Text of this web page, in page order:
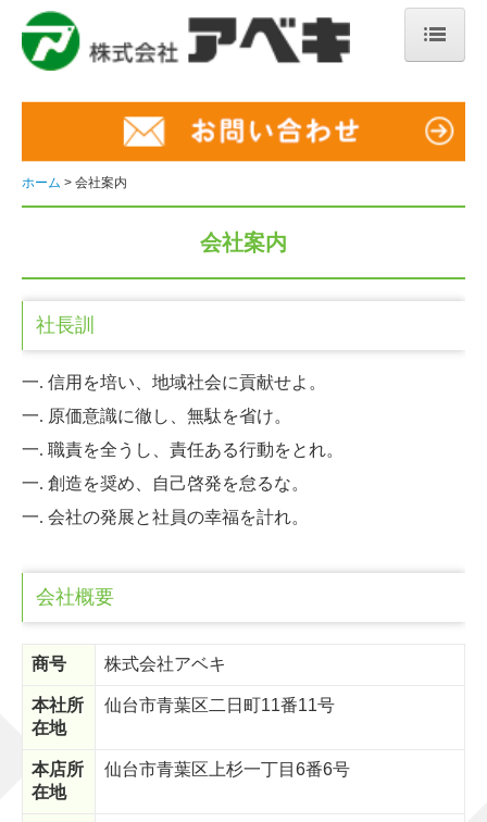
店舗・営業所紹介
採用情報
募集要項（ガソリンスタンド）
募集要項（営業）
先輩の声
キャリアパス
会社案内
数字で見る会社
石油販売事業
モビリティ事業
LPガス事業
お問い合わせ
ホーム 会社案内
会社案内
社長訓
一. 信用を培い、地域社会に貢献せよ。
一. 原価意識に徹し、無駄を省け。
一. 職責を全うし、責任ある行動をとれ。
一. 創造を奨め、自己啓発を怠るな。
一. 会社の発展と社員の幸福を計れ。
会社概要
商号 株式会社アベキ
本社所
在地
仙台市青葉区二日町11番11号
本店所
在地
仙台市青葉区上杉一丁目6番6号